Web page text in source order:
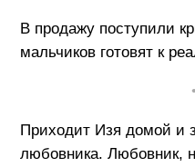
В продажу поступили
мальчиков готовят к
Приходит Изя домой и
любовника. Любовник,